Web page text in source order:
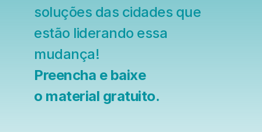
soluções das cidades que
estão liderando essa
mudança!
Preencha e baixe
o material gratuito.